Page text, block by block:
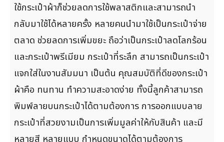
ใช้กระเป๋าผ้าก็ช่วยลดการใช้พลาสติกและสามารถนำ
กลับมาใช้ได้หลายครั้ง หลายคนนำมาใช้เป็นกระเป๋าจ่าย
ตลาด ช่วยลดการเพิ่มขยะ ถือว่าเป็นกระเป๋าลดโลกร้อน
และกระเป๋าพรีเมียม กระเป๋าที่ระลึก สามารถเป็นกระเป๋า
แจกใส่ในงานสัมมนา เป็นต้น คุณสมบัติที่ดีของกระเป๋า
ผ้าคือ ทนทาน ทำความสะอาดง่าย ทั้งนี้ลูกค้าสามารถ
พิมพ์ลายบนกระเป๋าได้ตามต้องการ การออกแบบลาย
กระเป๋าที่สวยงามเป็นการเพิ่มมูลค่าให้กับสินค้า และมี
หลายสี หลายแบบ กำหนดขนาดได้ตามต้องการ